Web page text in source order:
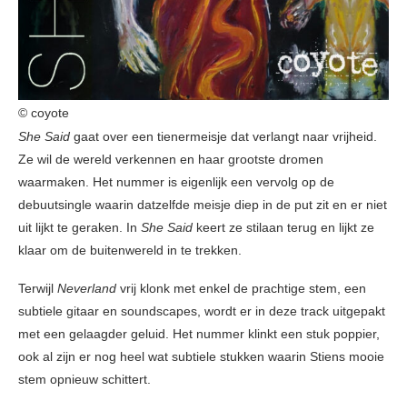
© coyote
She Said gaat over een tienermeisje dat verlangt naar vrijheid.
Ze wil de wereld verkennen en haar grootste dromen
waarmaken. Het nummer is eigenlijk een vervolg op de
debuutsingle waarin datzelfde meisje diep in de put zit en er niet
uit lijkt te geraken. In She Said keert ze stilaan terug en lijkt ze
klaar om de buitenwereld in te trekken.
Terwijl Neverland vrij klonk met enkel de prachtige stem, een
subtiele gitaar en soundscapes, wordt er in deze track uitgepakt
met een gelaagder geluid. Het nummer klinkt een stuk poppier,
ook al zijn er nog heel wat subtiele stukken waarin Stiens mooie
stem opnieuw schittert.